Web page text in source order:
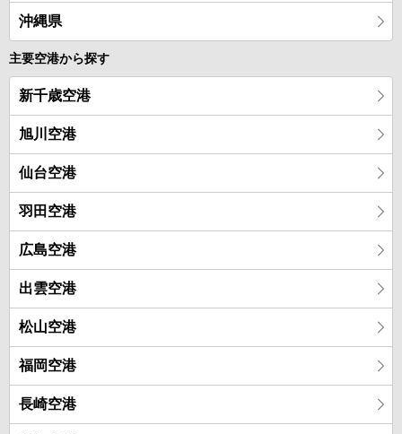
沖縄県
主要空港から探す
新千歳空港
旭川空港
仙台空港
羽田空港
広島空港
出雲空港
松山空港
福岡空港
長崎空港